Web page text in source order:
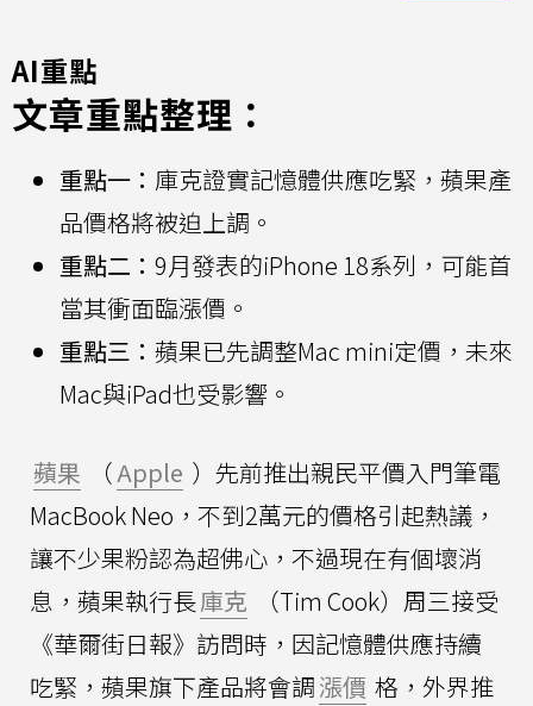
AI重點
文章重點整理：
重點一： 庫克證實記憶體供應吃緊，蘋果產
品價格將被迫上調。
重點二： 9月發表的iPhone 18系列，可能首
當其衝面臨漲價。
重點三： 蘋果已先調整Mac mini定價，未來
Mac與iPad也受影響。
蘋果 （Apple ）先前推出親民平價入門筆電
MacBook Neo，不到2萬元的價格引起熱議，
讓不少果粉認為超佛心，不過現在有個壞消
息，蘋果執行長庫克
（Tim Cook）周三接受
《華爾街日報》訪問時，因記憶體供應持續
吃緊，蘋果旗下產品將會調漲價 格，外界推